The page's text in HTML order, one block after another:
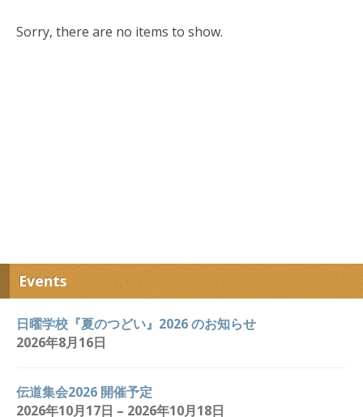
Sorry, there are no items to show.
Events
日曜学校『夏のつどい』2026 のお知らせ
2026年8月16日
伝道集会2026 開催予定
2026年10月17日 – 2026年10月18日